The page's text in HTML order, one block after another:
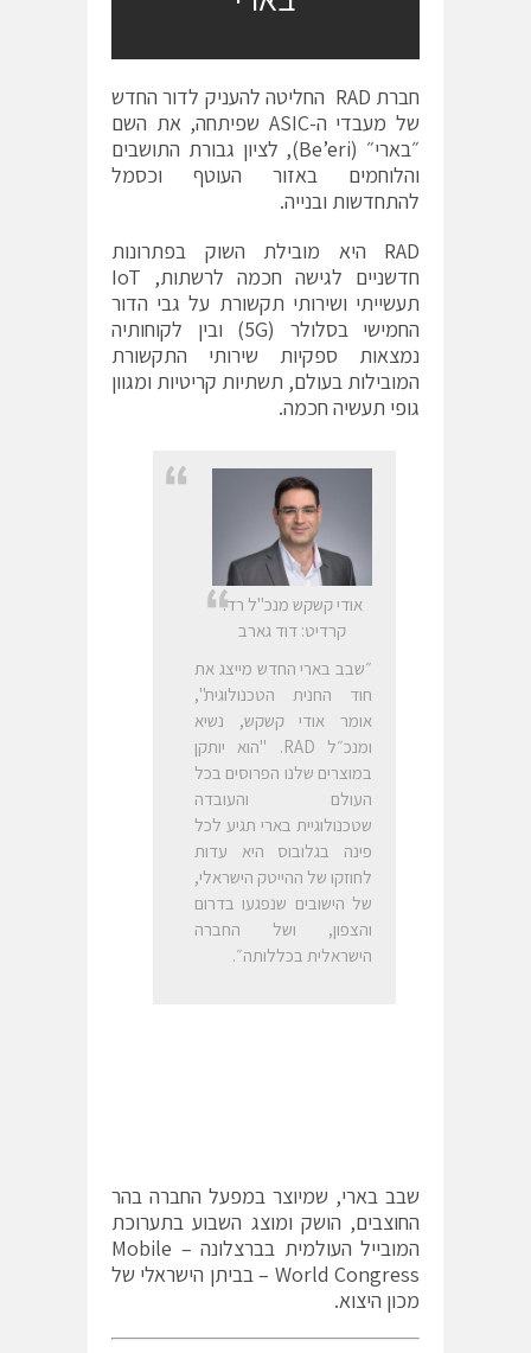
חברת RAD החליטה להעניק לדור החדש
של מעבדי ה-ASIC שפיתחה, את השם
״בארי״ (Be’eri), לציון גבורת התושבים
והלוחמים באזור העוטף וכסמל
להתחדשות ובנייה.
RAD היא מובילת השוק בפתרונות
חדשניים לגישה חכמה לרשתות, IoT
תעשייתי ושירותי תקשורת על גבי הדור
החמישי בסלולר (5G) ובין לקוחותיה
נמצאות ספקיות שירותי התקשורת
המובילות בעולם, תשתיות קריטיות ומגוון
גופי תעשיה חכמה.
אודי קשקש מנכ"ל רד.
קרדיט: דוד גארב
״שבב בארי החדש מייצג את
חוד החנית הטכנולוגית",
אומר אודי קשקש, נשיא
ומנכ״ל RAD. "הוא יותקן
במוצרים שלנו הפרוסים בכל
העולם והעובדה
שטכנולוגיית בארי תגיע לכל
פינה בגלובוס היא עדות
לחוזקו של ההייטק הישראלי,
של הישובים שנפגעו בדרום
והצפון, ושל החברה
הישראלית בכללותה״.
שבב בארי, שמיוצר במפעל החברה בהר
החוצבים, הושק ומוצג השבוע בתערוכת
המובייל העולמית בברצלונה – Mobile
World Congress – בביתן הישראלי של
מכון היצוא.